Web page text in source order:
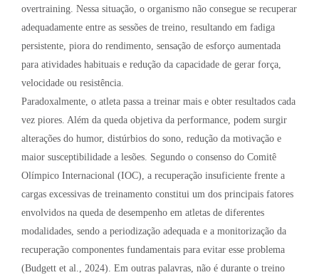
overtraining. Nessa situação, o organismo não consegue se recuperar
adequadamente entre as sessões de treino, resultando em fadiga
persistente, piora do rendimento, sensação de esforço aumentada
para atividades habituais e redução da capacidade de gerar força,
velocidade ou resistência.
Paradoxalmente, o atleta passa a treinar mais e obter resultados cada
vez piores. Além da queda objetiva da performance, podem surgir
alterações do humor, distúrbios do sono, redução da motivação e
maior susceptibilidade a lesões. Segundo o consenso do Comitê
Olímpico Internacional (IOC), a recuperação insuficiente frente a
cargas excessivas de treinamento constitui um dos principais fatores
envolvidos na queda de desempenho em atletas de diferentes
modalidades, sendo a periodização adequada e a monitorização da
recuperação componentes fundamentais para evitar esse problema
(Budgett et al., 2024). Em outras palavras, não é durante o treino